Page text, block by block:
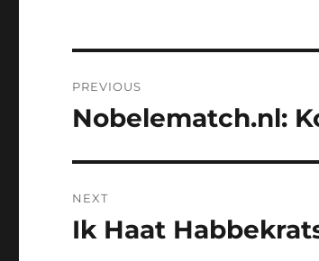
navigation
PREVIOUS
Previous
Nobelematch.nl:
NEXT
Next
Ik Haat